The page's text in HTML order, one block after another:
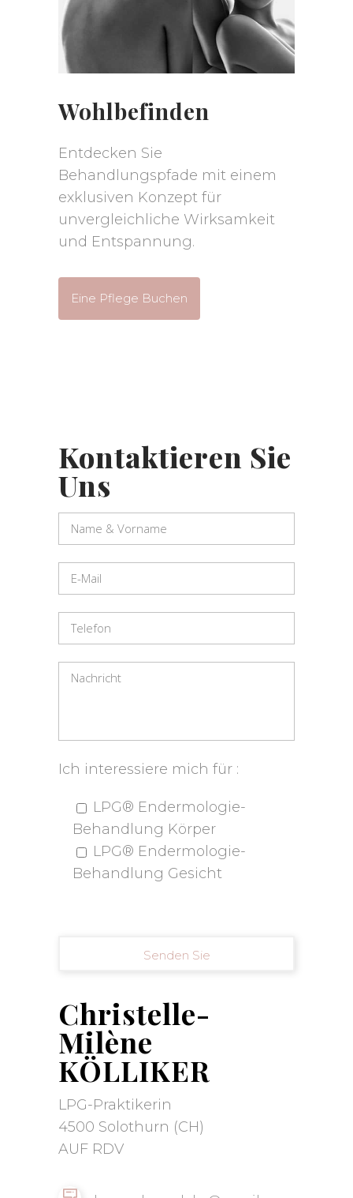
Wohlbefinden
Entdecken Sie
Behandlungspfade mit einem
exklusiven Konzept für
unvergleichliche Wirksamkeit
und Entspannung.
Eine Pflege Buchen
Kontaktieren Sie
Uns
Ich interessiere mich für :
LPG® Endermologie-
Behandlung Körper
LPG® Endermologie-
Behandlung Gesicht
Christelle-
Milène
KÖLLIKER
LPG-Praktikerin
4500 Solothurn (CH)
AUF RDV